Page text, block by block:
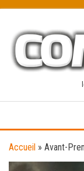
content
Accueil » Avant-